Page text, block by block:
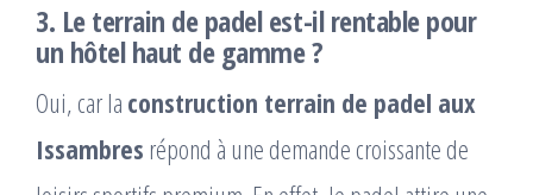
3. Le terrain de padel est-il rentable pour
un hôtel haut de gamme ?
Oui, car la construction terrain de padel aux
Issambres répond à une demande croissante de